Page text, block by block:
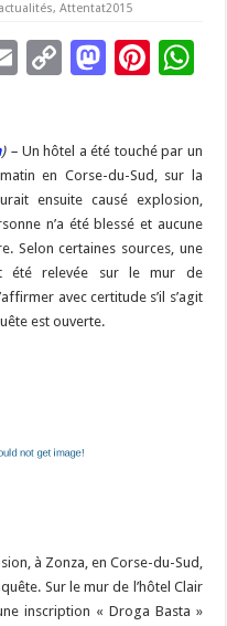
actualités,Attentat2015
E
l
C
y
Li
n
k
M
d
o
n
Pi
es
t
p
p
) – Un hôtel a été touché par un
en Corse-du-Sud, sur la
ensuite causé explosion,
n’a été blessé et aucune
Selon certaines sources, une
été relevée sur le mur de
avec certitude s’il s’agit
est ouverte.
à Zonza, en Corse-du-Sud,
Sur le mur de l’hôtel Clair
inscription « Droga Basta »